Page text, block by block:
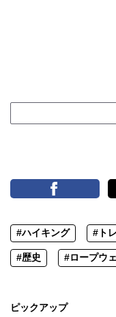
#ハイキング #ト
#歴史 #ロープウ
ピックアップ